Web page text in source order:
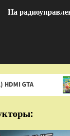
На
Игра